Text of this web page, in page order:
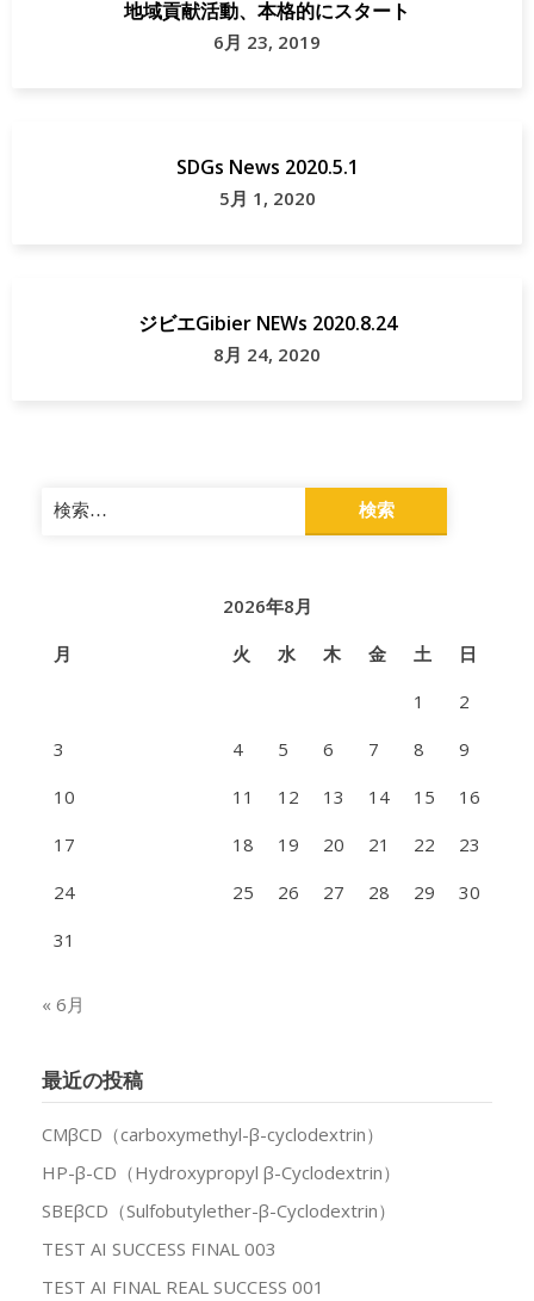
地域貢献活動、本格的にスタート
6月 23, 2019
SDGs News 2020.5.1
5月 1, 2020
ジビエGibier NEWs 2020.8.24
8月 24, 2020
検
索:
2026年8月
月
火 水 木 金 土
日
1
2
3
4 5 6 7 8
9
10
11 12 13 14 15
16
17
18 19 20 21 22
23
24
25 26 27 28 29
30
31
« 6月
最近の投稿
CMβCD（carboxymethyl-β-cyclodextrin）
HP-β-CD（Hydroxypropyl β-Cyclodextrin）
SBEβCD（Sulfobutylether-β-Cyclodextrin）
TEST AI SUCCESS FINAL 003
TEST AI FINAL REAL SUCCESS 001